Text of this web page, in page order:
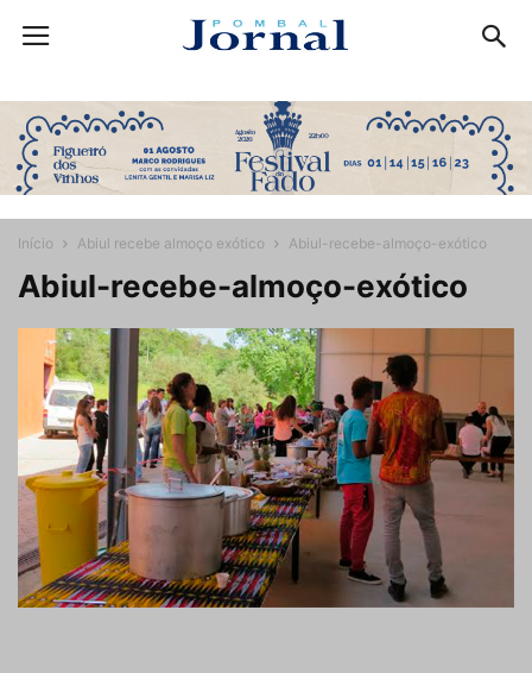
Início Abiul recebe almoço exótico Abiul-recebe-almoço-exótico
Abiul-recebe-almoço-exótico